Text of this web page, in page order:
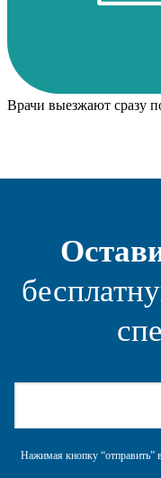
Врачи выезжают сразу
Нажимая кнопку “отправить”